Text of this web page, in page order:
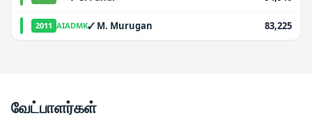
2011 AIADMK✓ M. Murugan 83,225
வேட்பாளர்கள்